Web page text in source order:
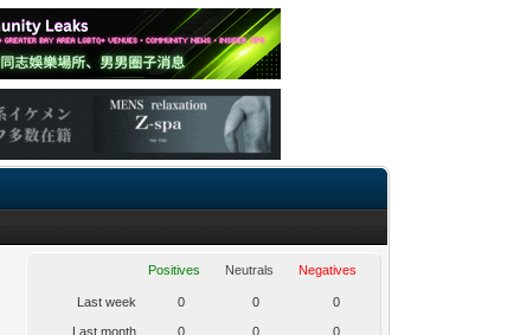
Positives Neutrals Negatives
Last week 0 0 0
Last month 0 0 0